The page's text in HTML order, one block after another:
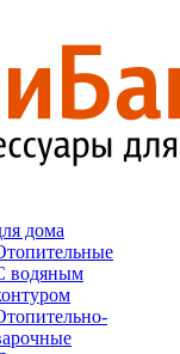
дома
водяным